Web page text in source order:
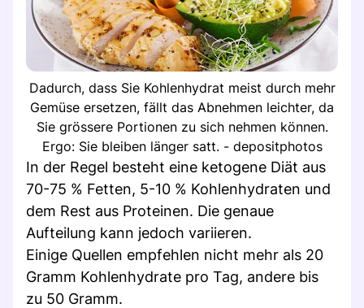
Dadurch, dass Sie Kohlenhydrat meist durch mehr
Gemüse ersetzen, fällt das Abnehmen leichter, da
Sie grössere Portionen zu sich nehmen können.
Ergo: Sie bleiben länger satt. - depositphotos
In der Regel besteht eine ketogene Diät aus
70-75 % Fetten, 5-10 % Kohlenhydraten und
dem Rest aus Proteinen. Die genaue
Aufteilung kann jedoch variieren.
Einige Quellen empfehlen nicht mehr als 20
Gramm Kohlenhydrate pro Tag, andere bis
zu 50 Gramm.